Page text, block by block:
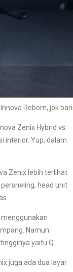
Reborn, jok
Zenix Hybrid vs
interior. Yup, dalam
Zenix lebih terlihat
head unit
Namun
yaitu Q.
juga ada dua layar